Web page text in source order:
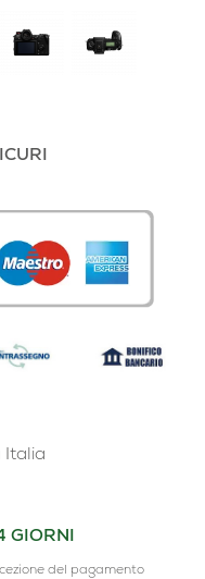
Italia
GIORNI
del pagamento